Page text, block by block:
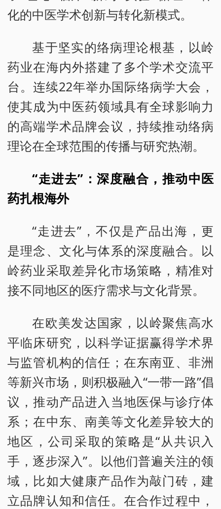
化的中医学术创新与转化新模式。
基于坚实的络病理论根基，以岭
药业在海内外搭建了多个学术交流平
台。连续22年举办国际络病学大会，
使其成为中医药领域具有全球影响力
的高端学术品牌会议，持续推动络病
理论在全球范围的传播与研究热潮。
“走进去”：深度融合，推动中医
药扎根海外
“走进去”，不仅是产品出海，更
是理念、文化与体系的深度融合。以
岭药业采取差异化市场策略，精准对
接不同地区的医疗需求与文化背景。
在欧美发达国家，以岭聚焦高水
平临床研究，以科学证据赢得学术界
与监管机构的信任；在东南亚、非洲
等新兴市场，则积极融入“一带一路”倡
议，推动产品进入当地医保与诊疗体
系；在中东、南美等文化差异较大的
地区，公司采取的策略是“从共识入
手，逐步深入”。以他们普遍关注的领
域，比如大健康产品作为敲门砖，建
立品牌认知和信任。在合作过程中，